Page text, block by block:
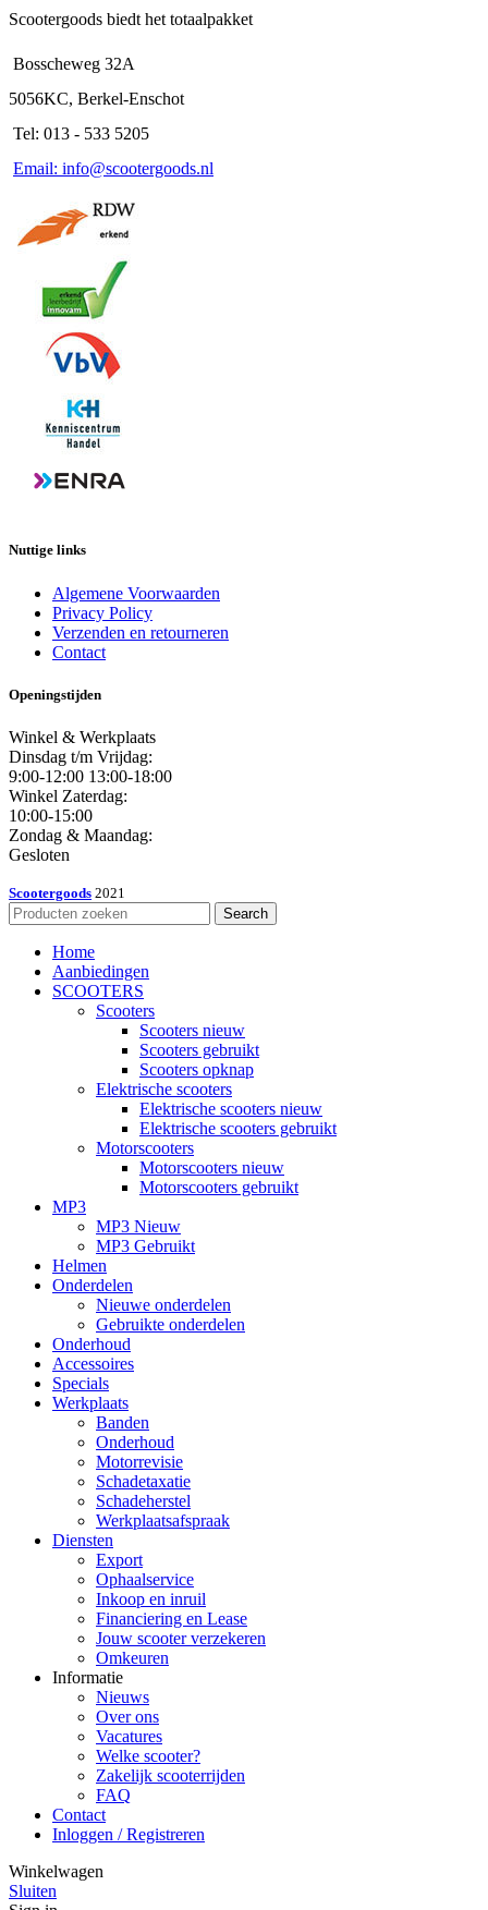
Scootergoods biedt het totaalpakket
Bosscheweg 32A
5056KC, Berkel-Enschot
Tel: 013 - 533 5205
Email: info@scootergoods.nl
Nuttige links
Algemene Voorwaarden
Privacy Policy
Verzenden en retourneren
Contact
Openingstijden
Winkel & Werkplaats
Dinsdag t/m Vrijdag:
9:00-12:00 13:00-18:00
Winkel Zaterdag:
10:00-15:00
Zondag & Maandag:
Gesloten
Scootergoods 2021
Search
Home
Aanbiedingen
SCOOTERS
Scooters
Scooters nieuw
Scooters gebruikt
Scooters opknap
Elektrische scooters
Elektrische scooters nieuw
Elektrische scooters gebruikt
Motorscooters
Motorscooters nieuw
Motorscooters gebruikt
MP3
MP3 Nieuw
MP3 Gebruikt
Helmen
Onderdelen
Nieuwe onderdelen
Gebruikte onderdelen
Onderhoud
Accessoires
Specials
Werkplaats
Banden
Onderhoud
Motorrevisie
Schadetaxatie
Schadeherstel
Werkplaatsafspraak
Diensten
Export
Ophaalservice
Inkoop en inruil
Financiering en Lease
Jouw scooter verzekeren
Omkeuren
Informatie
Nieuws
Over ons
Vacatures
Welke scooter?
Zakelijk scooterrijden
FAQ
Contact
Inloggen / Registreren
Winkelwagen
Sluiten